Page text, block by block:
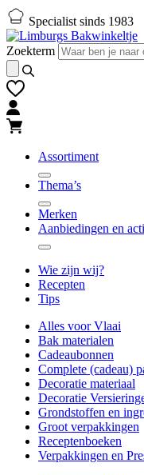
Naar
hoofd-
inhoud
gaan
Naar
footer
gaan
Specialist sinds 1983
Zoekterm
Assortiment
Thema’s
Merken
Aanbiedingen en
Wie zijn wij?
Recepten
Tips
Alles voor Vlaai
Bak materialen
Cadeaubonnen
Complete (cadeau)
Decoratie materiaal
Decoratie
Grondstoffen en
Groot verpakkingen
Receptenboeken
Verpakkingen en